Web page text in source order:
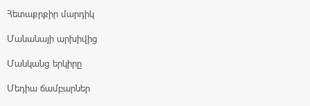
Հետաքրքիր մարդիկ
Մանանայի արխիվից
Մանկանց երկիրը
Մեդիա ճամբարներ